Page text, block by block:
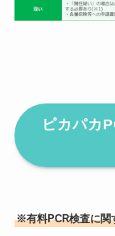
ピカパカ
※有料PCR検査に関